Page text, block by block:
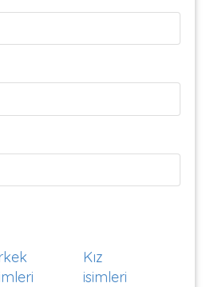
Kız
isimleri